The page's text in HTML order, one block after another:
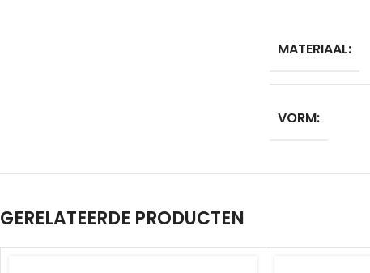
MATERIAAL:
VORM:
GERELATEERDE PRODUCTEN